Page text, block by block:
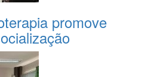
promove